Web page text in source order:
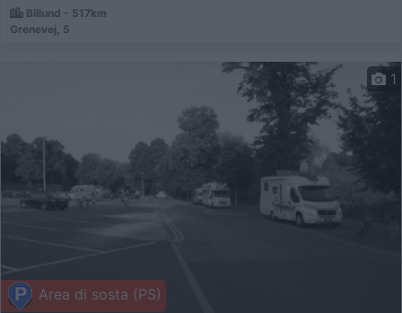
Billund - 517km
Grenevej, 5
Area di sosta (PS)
1